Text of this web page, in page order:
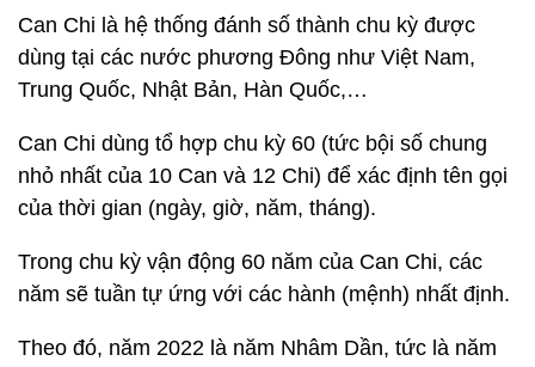
Can Chi là hệ thống đánh số thành chu kỳ được
dùng tại các nước phương Đông như Việt Nam,
Trung Quốc, Nhật Bản, Hàn Quốc,…
Can Chi dùng tổ hợp chu kỳ 60 (tức bội số chung
nhỏ nhất của 10 Can và 12 Chi) để xác định tên gọi
của thời gian (ngày, giờ, năm, tháng).
Trong chu kỳ vận động 60 năm của Can Chi, các
năm sẽ tuần tự ứng với các hành (mệnh) nhất định.
Theo đó, năm 2022 là năm Nhâm Dần, tức là năm